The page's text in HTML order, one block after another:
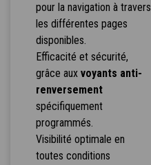
pour la navigation à travers
les différentes pages
disponibles.
Efficacité et sécurité,
grâce aux voyants anti-
renversement
spécifiquement
programmés.
Visibilité optimale en
toutes conditions